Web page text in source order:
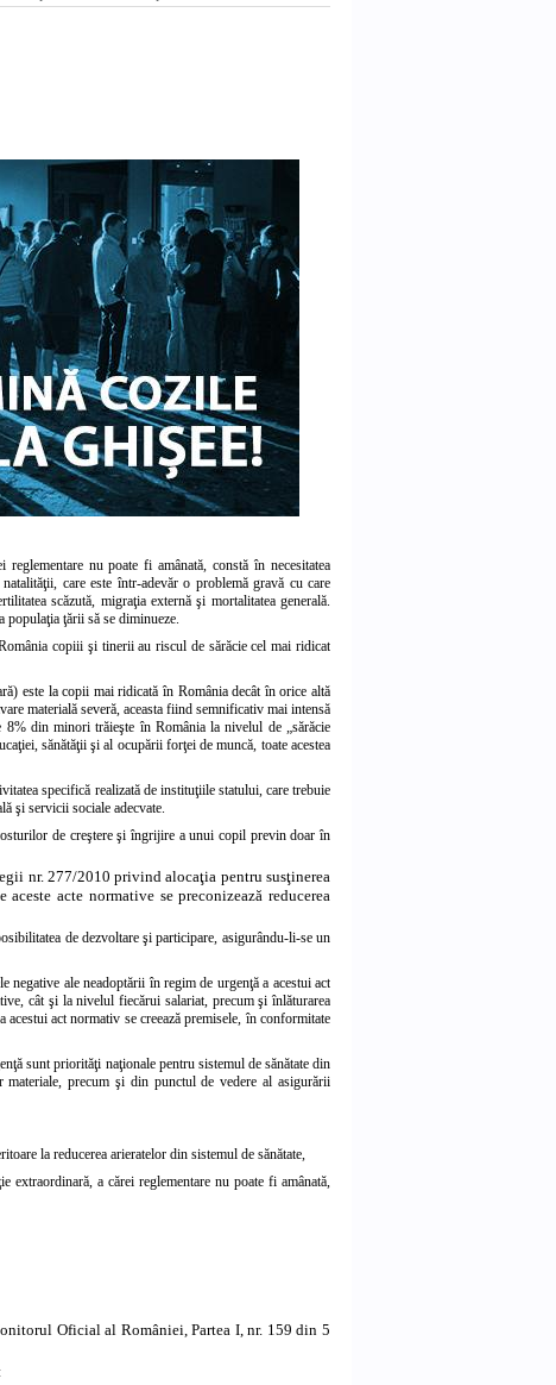
reglementare nu poate fi amânată, constă în necesitatea
care este într-adevăr o problemă gravă cu care
scăzută, migraţia externă şi mortalitatea generală.
ţării să se diminueze.
copiii şi tinerii au riscul de sărăcie cel mai ridicat
este la copii mai ridicată în România decât în orice altă
materială severă, aceasta fiind semnificativ mai intensă
8% din minori trăieşte în România la nivelul de „sărăcie
sănătăţii şi al ocupării forţei de muncă, toate acestea
specifică realizată de instituţiile statului, care trebuie
şi servicii sociale adecvate.
de creştere şi îngrijire a unui copil previn doar în
nr. 277/2010 privind alocaţia pentru susţinerea
acte normative se preconizează reducerea
de dezvoltare şi participare, asigurându-li-se un
ale neadoptării în regim de urgenţă a acestui act
cât şi la nivelul fiecărui salariat, precum şi înlăturarea
act normativ se creează premisele, în conformitate
sunt priorităţi naţionale pentru sistemul de sănătate din
precum şi din punctul de vedere al asigurării
la reducerea arieratelor din sistemul de sănătate,
a cărei reglementare nu poate fi amânată,
Oficial al României, Partea I, nr. 159 din 5